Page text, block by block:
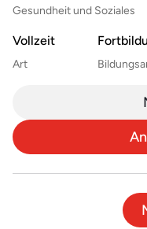
Gesundheit und Soziales
Vollzeit
Art